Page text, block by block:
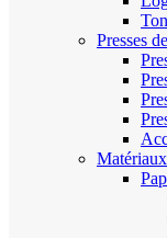
Presses